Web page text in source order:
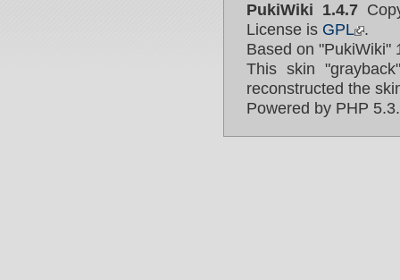
PukiWiki 1.4.7
License is GPL .
Based on "PukiWiki"
This skin
reconstructed the
Powered by PHP